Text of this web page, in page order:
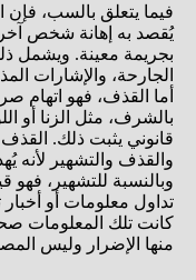
فيما يتعلق بالسب،
يُقصد به إهانة شخص
بجريمة معينة. ويشمل
الجارحة، والإشارات
أما القذف، فهو
بالشرف، مثل الزنا أو
قانوني يثبت ذلك.
والقذف والتشهير لأنه
وبالنسبة للتشهير،
تداول معلومات أو
كانت تلك المعلومات
منها الإضرار وليس